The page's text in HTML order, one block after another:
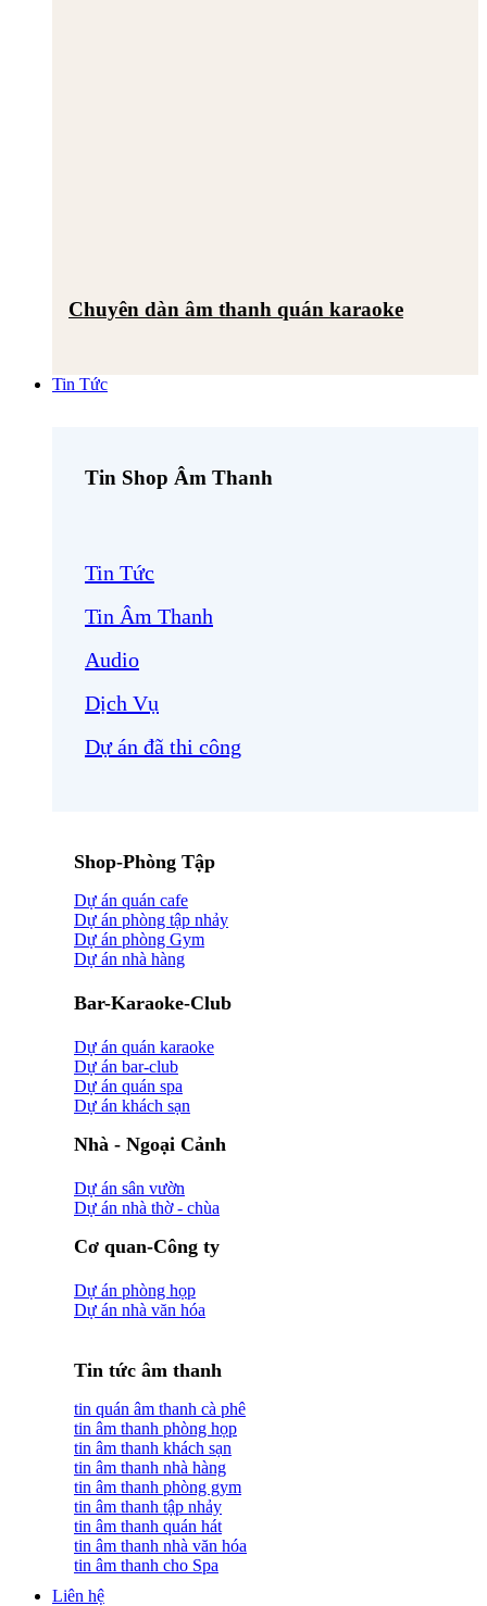
Chuyên dàn âm thanh quán karaoke
Tin Tức
Tin Shop Âm Thanh
Tin Tức
Tin Âm Thanh
Audio
Dịch Vụ
Dự án đã thi công
Shop-Phòng Tập
Dự án quán cafe
Dự án phòng tập nhảy
Dự án phòng Gym
Dự án nhà hàng
Bar-Karaoke-Club
Dự án quán karaoke
Dự án bar-club
Dự án quán spa
Dự án khách sạn
Nhà - Ngoại Cảnh
Dự án sân vườn
Dự án nhà thờ - chùa
Cơ quan-Công ty
Dự án phòng họp
Dự án nhà văn hóa
Tin tức âm thanh
tin quán âm thanh cà phê
tin âm thanh phòng họp
tin âm thanh khách sạn
tin âm thanh nhà hàng
tin âm thanh phòng gym
tin âm thanh tập nhảy
tin âm thanh quán hát
tin âm thanh nhà văn hóa
tin âm thanh cho Spa
Liên hệ